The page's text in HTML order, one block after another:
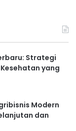
Strategi
yang
Modern
dan